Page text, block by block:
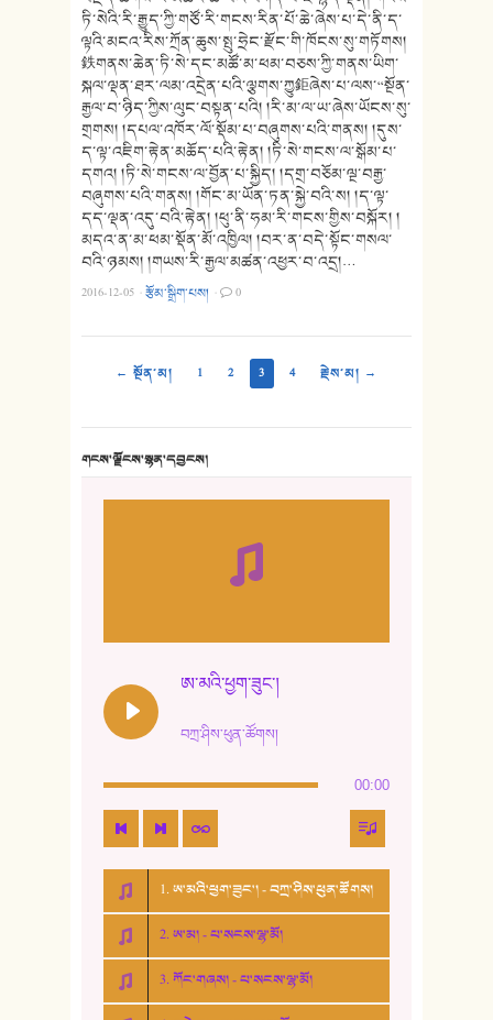
ཏི་སེའི་རི་རྒྱུད་ཀྱི་གཙོ་རི་གངས་རིན་པོ་ཆེ་ཞེས་པ་དེ་ནི་ད་
ལྟའི་མངའ་རིས་ཀྲོན་ཆུས་སྤུ་ཧྲེང་རྫོང་གི་ཁོངས་སུ་གཏོགས།
鉄གནས་ཆེན་ཏི་སེ་དང་མཚོ་མ་ཕམ་བཅས་ཀྱི་གནས་ཡིག་
སྐལ་ལྡན་ཐར་ལམ་འདྲེན་པའི་ལྕགས་ཀྱུ鉅ཞེས་པ་ལས་“སྔོན་
རྒྱལ་བ་ཉིད་ཀྱིས་ལུང་བསྟན་པའི། །རི་མ་ལ་ཡ་ཞེས་ཡོངས་སུ་
གྲགས། །དཔལ་འཁོར་ལོ་སྡོམ་པ་བཞུགས་པའི་གནས། །དུས་
ད་ལྟ་འཇིག་རྟེན་མཆོད་པའི་རྟེན། །ཏི་སེ་གངས་ལ་སྒོམ་པ་
དགའ། །ཏི་སེ་གངས་ལ་བྱོན་པ་སྐྱིད། །དགྲ་བཅོམ་ལྔ་བརྒྱ་
བཞུགས་པའི་གནས། །གོང་མ་ཡོན་ཏན་སྐྱེ་བའི་ས། །ད་ལྟ་
དད་ལྡན་འདུ་བའི་རྟེན། །ཕུ་ནི་ཧམ་རི་གངས་གྱིས་བསྐོར། །
མདའ་ན་མ་ཕམ་སྡོན་མོ་འཁྱིལ། །བར་ན་བདེ་སྟོང་གསལ་
བའི་ཉམས། །གཡས་རི་རྒྱལ་མཚན་འཕྱར་བ་འདྲ།…
2016-12-05 ·རྩོམ་སྒྲིག་པས། · 0
← སྔོན་མ། 1 2 3 4 རྗེས་མ། →
གངས་ལྗོངས་སྙན་དབྱངས།
ཨ་མའི་ཕྱག་ཟུང་།
བཀྲ་ཤིས་ཕུན་ཚོགས།
00:00
1. ཨ་མའི་ཕྱག་ཟུང་། - བཀྲ་ཤིས་ཕུན་ཚོགས།
2. ཨ་མ། - པ་སངས་ལྷ་མོ།
3. ཀོང་གཞས། - པ་སངས་ལྷ་མོ།